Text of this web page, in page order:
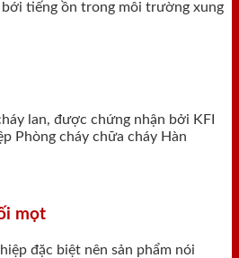
tiếng ồn trong môi trường xung
lan, được chứng nhận bởi KFI
Phòng cháy chữa cháy Hàn
mọt
đặc biệt nên sản phẩm nói